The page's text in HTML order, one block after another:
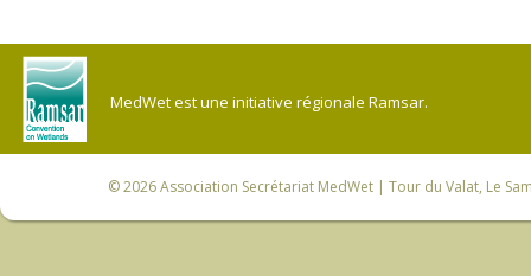
MedWet est une initiative régionale Ramsar.
© 2026Association Secrétariat MedWet | Tour du Valat, Le